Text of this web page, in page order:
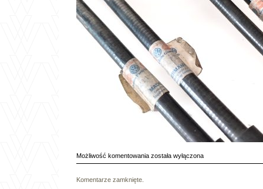
Możliwość komentowania 211609701P
–
została wyłączona
Komentarze zamknięte.